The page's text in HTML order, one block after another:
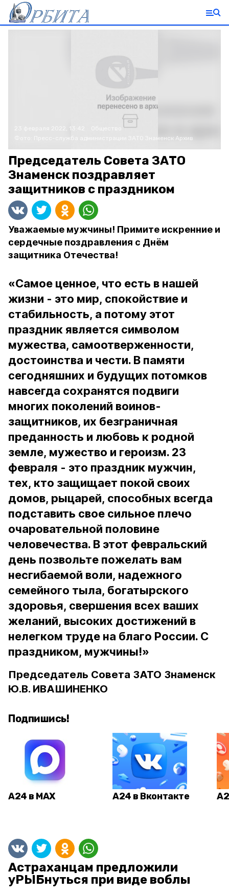
23 февраля 2022, 13:42
Пресс-служба администрации ЗАТО Знаменск Архив
Председатель Совета ЗАТО
Знаменск поздравляет
защитников с праздником
Уважаемые мужчины! Примите искренние и
сердечные поздравления с Днём
защитника Отечества!
«Самое ценное, что есть в нашей
жизни - это мир, спокойствие и
стабильность, а потому этот
праздник является символом
мужества, самоотверженности,
достоинства и чести. В памяти
сегодняшних и будущих потомков
навсегда сохранятся подвиги
многих поколений воинов-
защитников, их безграничная
преданность и любовь к родной
земле, мужество и героизм. 23
февраля - это праздник мужчин,
тех, кто защищает покой своих
домов, рыцарей, способных всегда
подставить свое сильное плечо
очаровательной половине
человечества. В этот февральский
день позвольте пожелать вам
несгибаемой воли, надежного
семейного тыла, богатырского
здоровья, свершения всех ваших
желаний, высоких достижений в
нелегком труде на благо России. С
праздником, мужчины!»
Председатель Совета ЗАТО Знаменск
Ю.В. ИВАШИНЕНКО
Подпишись!
А24 в MAX А24 в Вконтакте
Астраханцам предложили
уРЫБнуться при виде воблы